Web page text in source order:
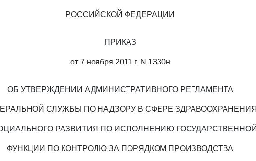
РОССИЙСКОЙ ФЕДЕРАЦИИ
ПРИКАЗ
от 7 ноября 2011 г. N 1330н
ОБ УТВЕРЖДЕНИИ АДМИНИСТРАТИВНОГО РЕГЛАМЕНТА
СЛУЖБЫ ПО НАДЗОРУ В СФЕРЕ ЗДРАВООХРАНЕНИЯ
РАЗВИТИЯ ПО ИСПОЛНЕНИЮ ГОСУДАРСТВЕННОЙ
ФУНКЦИИ ПО КОНТРОЛЮ ЗА ПОРЯДКОМ ПРОИЗВОДСТВА